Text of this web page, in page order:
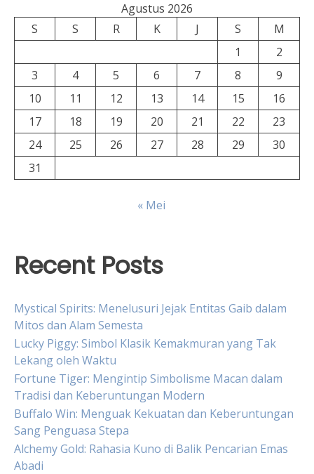
Agustus 2026
S
S R K J S
M
1
2
3
4 5 6 7 8
9
10
11 12 13 14 15
16
17
18 19 20 21 22
23
24
25 26 27 28 29
30
31
« Mei
Recent Posts
Mystical Spirits: Menelusuri Jejak Entitas Gaib dalam
Mitos dan Alam Semesta
Lucky Piggy: Simbol Klasik Kemakmuran yang Tak
Lekang oleh Waktu
Fortune Tiger: Mengintip Simbolisme Macan dalam
Tradisi dan Keberuntungan Modern
Buffalo Win: Menguak Kekuatan dan Keberuntungan
Sang Penguasa Stepa
Alchemy Gold: Rahasia Kuno di Balik Pencarian Emas
Abadi